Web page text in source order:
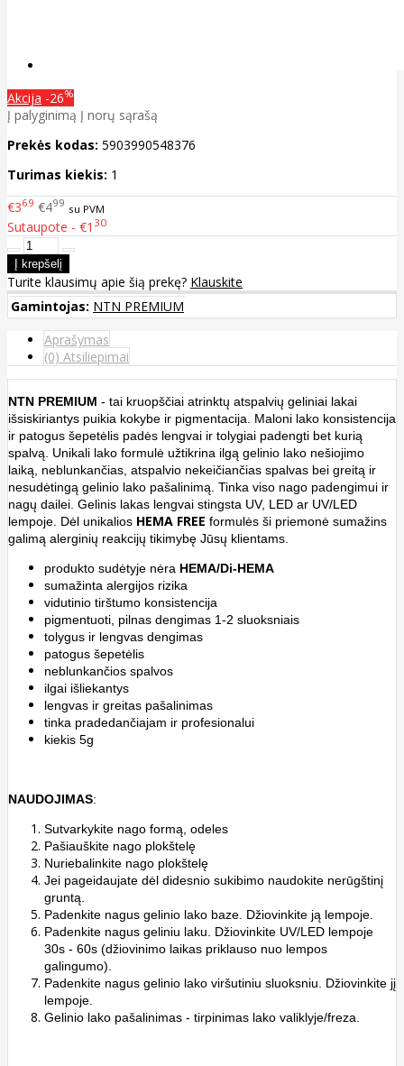
Akcija -26%
Į palyginimą Į norų sąrašą
Prekės kodas: 5903990548376
Turimas kiekis: 1
€369 €499 su PVM
Sutaupote - €1 30
Turite klausimų apie šią prekę? Klauskite
Gamintojas: NTN PREMIUM
Aprašymas
(0) Atsiliepimai
NTN PREMIUM - tai kruopščiai atrinktų atspalvių geliniai lakai
išsiskiriantys puikia kokybe ir pigmentacija. Maloni lako konsistencija
ir patogus šepetėlis padės lengvai ir tolygiai padengti bet kurią
spalvą. Unikali lako formulė užtikrina ilgą gelinio lako nešiojimo
laiką, neblunkančias, atspalvio nekeičiančias spalvas bei greitą ir
nesudėtingą gelinio lako pašalinimą. Tinka viso nago padengimui ir
nagų dailei. Gelinis lakas lengvai stingsta UV, LED ar UV/LED
lempoje. Dėl unikalios HEMA FREE formulės ši priemonė sumažins
galimą alerginių reakcijų tikimybę Jūsų klientams.
produkto sudėtyje nėra HEMA/Di-HEMA
sumažinta alergijos rizika
vidutinio tirštumo konsistencija
pigmentuoti, pilnas dengimas 1-2 sluoksniais
tolygus ir lengvas dengimas
patogus šepetėlis
neblunkančios spalvos
ilgai išliekantys
lengvas ir greitas pašalinimas
tinka pradedančiajam ir profesionalui
kiekis 5g
NAUDOJIMAS:
Sutvarkykite nago formą, odeles
Pašiauškite nago plokštelę
Nuriebalinkite nago plokštelę
Jei pageidaujate dėl didesnio sukibimo naudokite nerūgštinį
gruntą.
Padenkite nagus gelinio lako baze. Džiovinkite ją lempoje.
Padenkite nagus geliniu laku. Džiovinkite UV/LED lempoje
30s - 60s (džiovinimo laikas priklauso nuo lempos
galingumo).
Padenkite nagus gelinio lako viršutiniu sluoksniu. Džiovinkite jį
lempoje.
Gelinio lako pašalinimas - tirpinimas lako valiklyje/freza.